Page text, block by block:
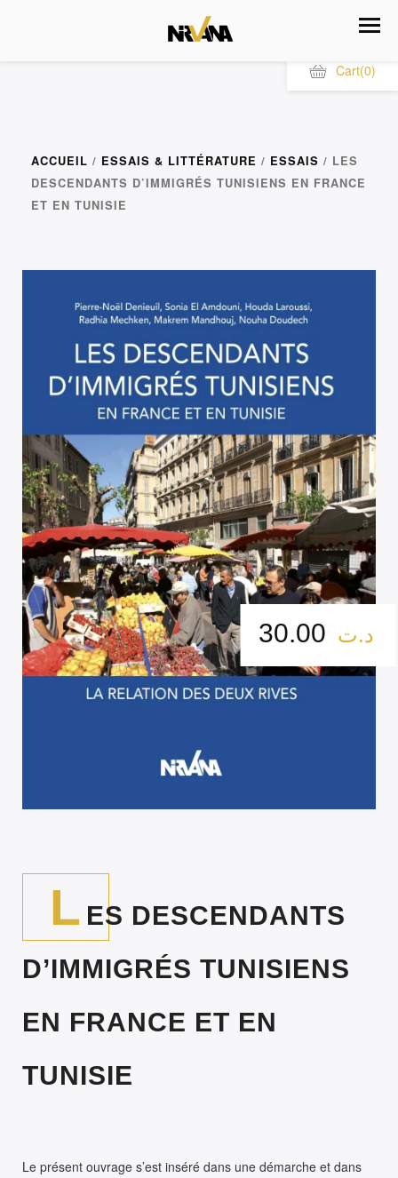
Cart(0)
ACCUEIL / ESSAIS & LITTÉRATURE / ESSAIS / LES
DESCENDANTS D’IMMIGRÉS TUNISIENS EN FRANCE
ET EN TUNISIE
د.ت
L ES DESCENDANTS
D’IMMIGRÉS TUNISIENS
EN FRANCE ET EN
TUNISIE
Le présent ouvrage s’est inséré dans une démarche et dans